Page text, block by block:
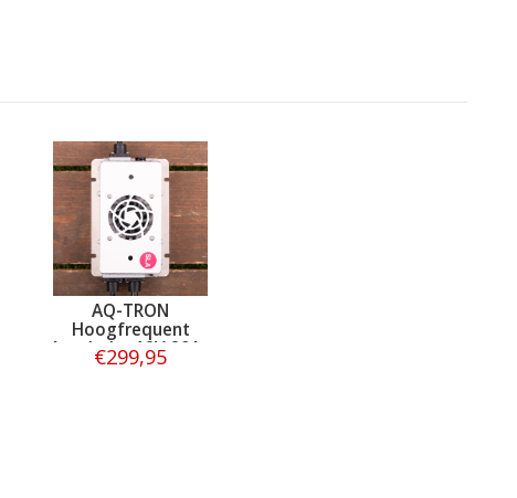
AQ-TRON
Hoogfrequent
Acculader 12V 20A -
SLA
€299,95